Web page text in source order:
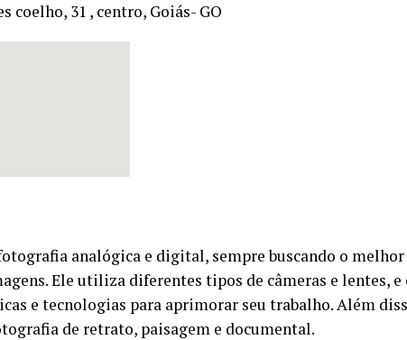
coelho, 31 , centro, Goiás- GO
analógica e digital, sempre buscando o
Ele utiliza diferentes tipos de câmeras e lentes, e
e tecnologias para aprimorar seu trabalho. Além
de retrato, paisagem e documental.